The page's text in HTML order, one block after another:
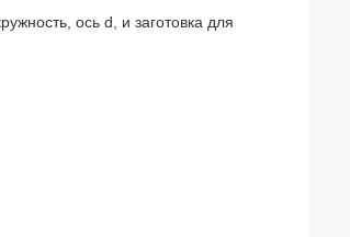
ось d, и заготовка для